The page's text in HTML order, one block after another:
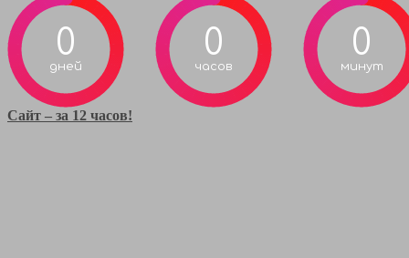
0
дней
0
часов
0
минут
Сайт – за 12 часов!